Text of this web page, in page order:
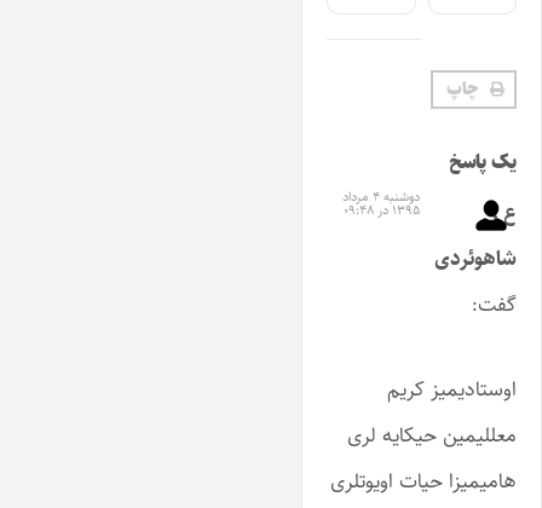
چاپ
یک پاسخ
ع .
شاهوئردی
گفت:
دوشنبه ۴ مرداد
۱۳۹۵ در ۰۹:۴۸
اوستادیمیز کریم
معللیمین حیکایه لری
هامیمیزا حیات اویوتلری